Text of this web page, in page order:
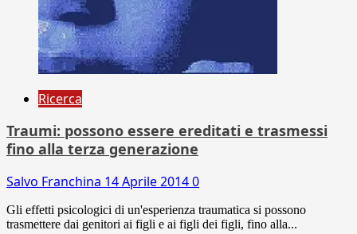
Ricerca
Traumi: possono essere ereditati e trasmessi
fino alla terza generazione
Salvo Franchina 14 Aprile 20140
Gli effetti psicologici di un'esperienza traumatica si possono
trasmettere dai genitori ai figli e ai figli dei figli, fino alla...